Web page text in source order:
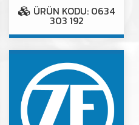
ÜRÜN KODU: 0634
303 192